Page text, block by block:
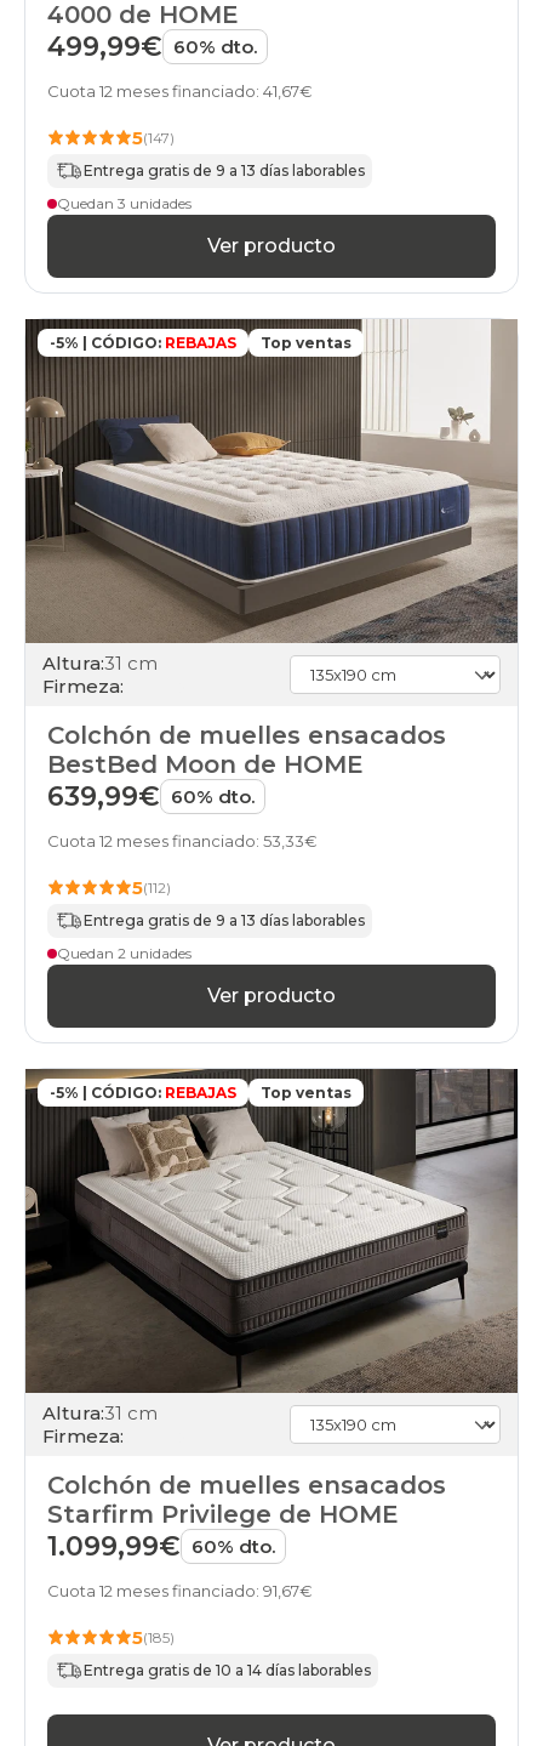
4000 de HOME
499,99€ 60% dto.
Cuota 12 meses financiado: 41,67€
5(147)
Entrega gratis de 9 a 13 días laborables
Quedan 3 unidades
Ver producto
-5% | CÓDIGO: REBAJAS Top ventas
Altura:31 cm
Firmeza:
Colchón de muelles ensacados
BestBed Moon de HOME
639,99€ 60% dto.
Cuota 12 meses financiado: 53,33€
5(112)
Entrega gratis de 9 a 13 días laborables
Quedan 2 unidades
Ver producto
-5% | CÓDIGO: REBAJAS Top ventas
Altura:31 cm
Firmeza:
Colchón de muelles ensacados
Starfirm Privilege de HOME
1.099,99€ 60% dto.
Cuota 12 meses financiado: 91,67€
5(185)
Entrega gratis de 10 a 14 días laborables